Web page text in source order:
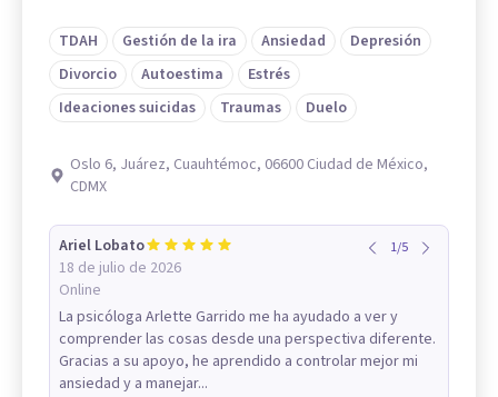
TDAH Gestión de la ira Ansiedad
Depresión
Divorcio
Autoestima
Estrés
Ideaciones suicidas
Traumas Duelo
Oslo 6, Juárez, Cuauhtémoc, 06600 Ciudad de México,
CDMX
Ariel Lobato
18 de julio de 2026
Online
1/5
La psicóloga Arlette Garrido me ha ayudado a ver y
comprender las cosas desde una perspectiva diferente.
Gracias a su apoyo, he aprendido a controlar mejor mi
ansiedad y a manejar...